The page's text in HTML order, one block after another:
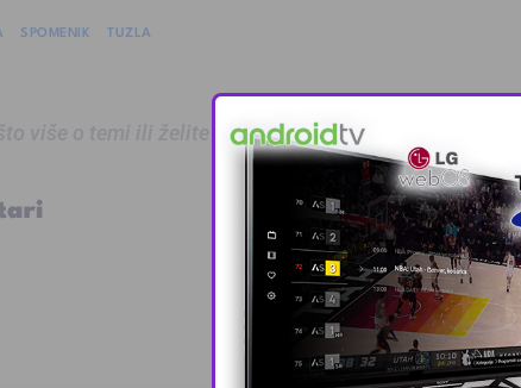
SPOMENIK TUZLA
više o temi ili želite prijaviti grešku u tekstu?